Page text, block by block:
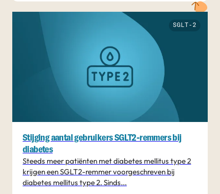
SGLT-2
Stijging aantal gebruikers SGLT2-remmers bij
diabetes
Steeds meer patiënten met diabetes mellitus type 2
krijgen een SGLT2-remmer voorgeschreven bij
diabetes mellitus type 2. Sinds...